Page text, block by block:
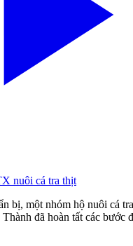
nuôi cá tra thịt
bị, một nhóm hộ nuôi cá
đã hoàn tất các bước